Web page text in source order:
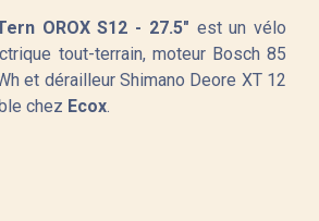
OROX S12 - 27.5" est un vélo
tout-terrain, moteur Bosch 85
et dérailleur Shimano Deore XT 12
chez Ecox.